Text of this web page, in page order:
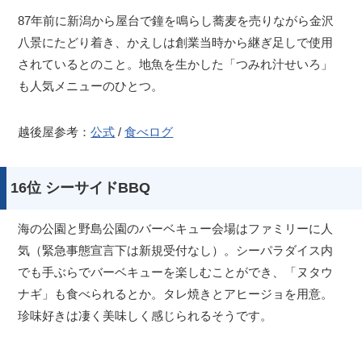
87年前に新潟から屋台で鐘を鳴らし蕎麦を売りながら金沢
八景にたどり着き、かえしは創業当時から継ぎ足しで使用
されているとのこと。地魚を生かした「つみれ汁せいろ」
も人気メニューのひとつ。
越後屋参考：公式 /食べログ
16位 シーサイドBBQ
海の公園と野島公園のバーベキュー会場はファミリーに人
気（緊急事態宣言下は新規受付なし）。シーパラダイス内
でも手ぶらでバーベキューを楽しむことができ、「ヌタウ
ナギ」も食べられるとか。タレ焼きとアヒージョを用意。
珍味好きは凄く美味しく感じられるそうです。